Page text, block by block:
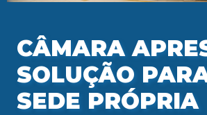
CÂMARA
SOLUÇÃO
SEDE PRÓPRIA